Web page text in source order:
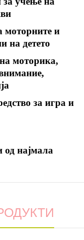
моторните и
на детето
моторика,
за игра и
од најмала